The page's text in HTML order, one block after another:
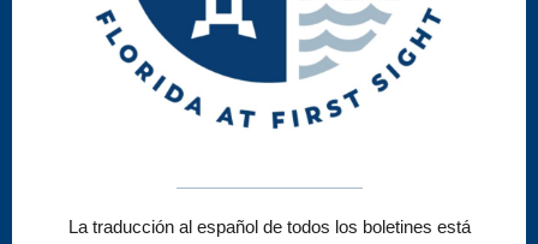
La traducción al español de todos los boletines está